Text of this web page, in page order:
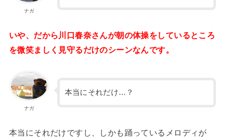
ナガ
いや、だから川口春奈さんが朝の体操をしているところ
を微笑ましく見守るだけのシーンなんです。
ナガ
本当にそれだけ…？
本当にそれだけですし、しかも踊っているメロディが